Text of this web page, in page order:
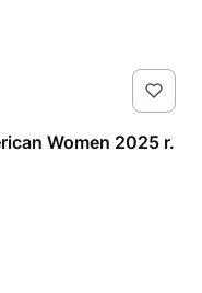
Women 2025 r.